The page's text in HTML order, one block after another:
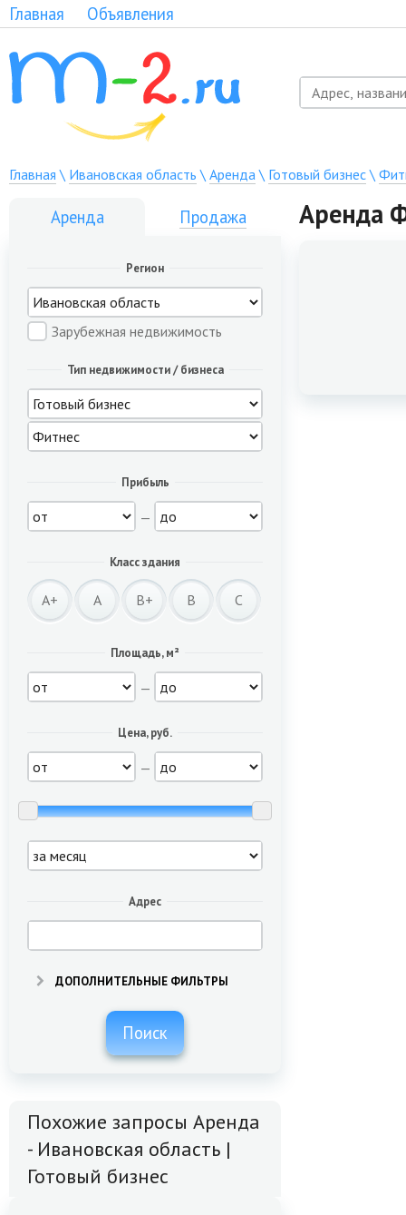
Главная Объявления
Главная \ Ивановская область \ Аренда\ Готовый бизнес\
Аренда Продажа
Регион
Зарубежная недвижимость
Тип недвижимости / бизнеса
Прибыль
—
Класс здания
A+ A B+ B C
Площадь, м²
—
Цена, руб.
—
Адрес
ДОПОЛНИТЕЛЬНЫЕ ФИЛЬТРЫ
Поиск
Похожие запросы Аренда
- Ивановская область |
Готовый бизнес
Аренда